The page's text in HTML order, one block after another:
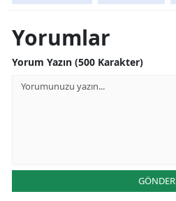
Yorumlar
Yorum Yazın (500 Karakter)
GÖNDER